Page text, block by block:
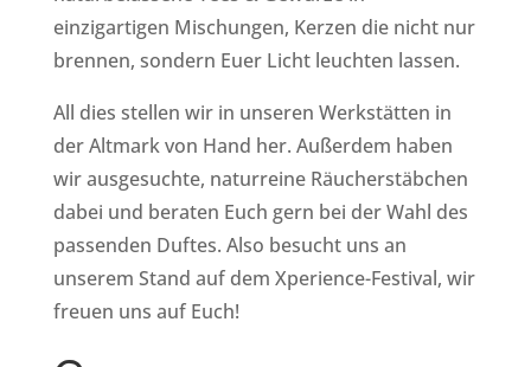
einzigartigen Mischungen, Kerzen die nicht nur
brennen, sondern Euer Licht leuchten lassen.
All dies stellen wir in unseren Werkstätten in
der Altmark von Hand her. Außerdem haben
wir ausgesuchte, naturreine Räucherstäbchen
dabei und beraten Euch gern bei der Wahl des
passenden Duftes. Also besucht uns an
unserem Stand auf dem Xperience-Festival, wir
freuen uns auf Euch!